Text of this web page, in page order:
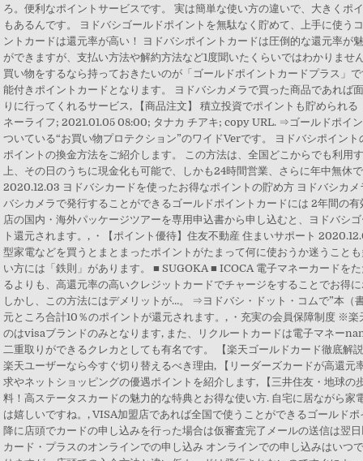
ろ。便利なポイントサービスです。 実は簡単な使い方の違いで、大きくポ
もあるんです。 ヨドバシゴールドポイントを無駄なく貯めて、上手に使う
ントカードは還元率が高い！ ヨドバシポイントカードは圧倒的な還元率が
ができますが、支払い方法や解約方法など1度聞いたくらいではわかりま
買い物をするなら持っておきたいのが「ゴールドポイントカードプラス」
能付きポイントカードとなります。 ヨドバシカメラで買った商品であれば
りに行ってくれるサービス, 【商品注文】 積立投資でポイントも貯められ
ネーライフ; 2021.01.05 08:00; タナカ チアキ; copy URL. ⇒ゴールドポイ
ついている“お買い物プロテクション”のワイドVerです。 ヨドバシポイン
ポイントの換金方法をご紹介します。 この方法は、全国どこからでも利用
上、その日のうちに現金化も可能で、しかも24時間営業、さらに年中無休
2020.12.03 ヨドバシカードを使ったお得なポイントの貯め方 ヨドバシカ
バシカメラで発行することができるゴールドポイントカードには 2年間の
店の国内・海外パッケージツアーを専用申込書から申し込むと、ヨドバシ
ト還元されます。, ・【ポイント優待】住友不動産 住まいサポート
型家電などを買うとまとまったポイントがたまって何に使おうか迷うこと
い方には「鉄則」があります。 ■ SUGOKA ■ ICOCA 電子マネーカードを
るよりも、高還元率の高いクレジットカードでチャージをすることでお得
しかし、この方法にはデメリットが…。 ⇒ヨドバシ・ドット・コムで”本（
元ところ合計10％のポイントが還元されます。, ・充実の会員保障制度 ※
のはvisaブランドのみとなります, また、リクルートカードは電子マネー
二重取りができるクレカとしても有名です。 【楽天ゴールドカード徹底解
楽天ユーザーなら今すぐ切り替えるべき理由, 【リーダーズカードが高還
求やネットショッピングの優遇ポイントを紹介します, 【三井住友・地球
料！高ステータスカードの魅力的な特典とお得な使い方. 自宅に居ながら家
は嬉しいですね。, VISA加盟店であれば全国で使うことができるゴールド
降に店頭でカードの申し込みを行った場合は仮審査完了メールの送信は翌
カード・プラスのオンラインでの申し込み オンラインでの申し込みはいつ